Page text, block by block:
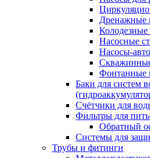
Дренажные
Колодезные
Насосные
Насосы-
Фонтанные
Баки для систем
Счётчики для
Фильтры для
Обратный
Системы для
Трубы и фитинги